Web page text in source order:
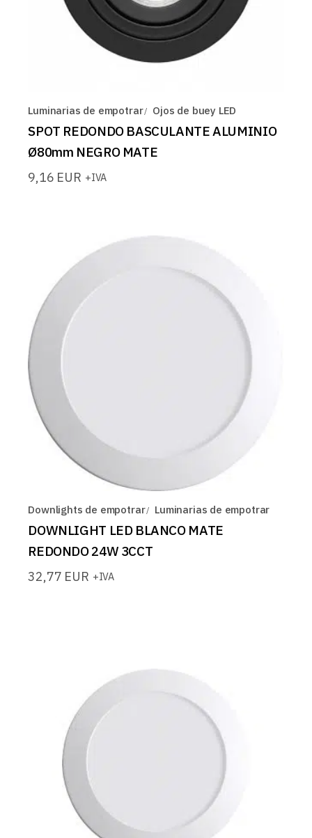
Luminarias de empotrar Ojos de buey LED
SPOT REDONDO BASCULANTE ALUMINIO
Ø80mm NEGRO MATE
9,16 EUR +IVA
Downlights de empotrar Luminarias de empotrar
DOWNLIGHT LED BLANCO MATE
REDONDO 24W 3CCT
32,77 EUR +IVA